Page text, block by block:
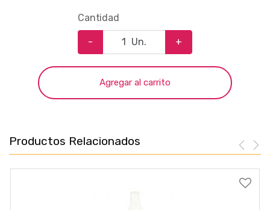
Cantidad
- Un. +
Agregar al carrito
Productos Relacionados